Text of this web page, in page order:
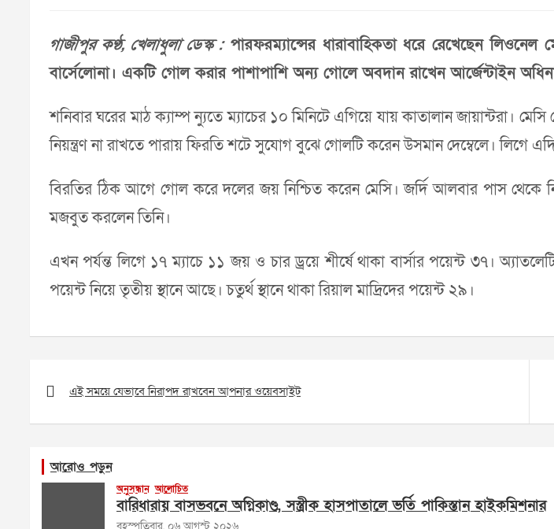
গাজীপুর কণ্ঠ, খেলাধুলা ডেস্ক :পারফরম্যান্সের ধারাবাহিকতা ধরে রেখেছেন
বার্সেলোনা। একটি গোল করার পাশাপাশি অন্য গোলে অবদান রাখেন আর্জেন্টাইন
শনিবার ঘরের মাঠ ক্যাম্প ন্যুতে ম্যাচের ১০ মিনিটে এগিয়ে যায় কাতালান জায়ান্টরা।
নিয়ন্ত্রণ না রাখতে পারায় ফিরতি শটে সুযোগ বুঝে গোলটি করেন উসমান দেম্বেলে।
বিরতির ঠিক আগে গোল করে দলের জয় নিশ্চিত করেন মেসি। জর্দি আলবার পাস থেকে
মজবুত করলেন তিনি।
এখন পর্যন্ত লিগে ১৭ ম্যাচে ১১ জয় ও চার ড্রয়ে শীর্ষে থাকা বার্সার পয়েন্ট ৩৭।
পয়েন্ট নিয়ে তৃতীয় স্থানে আছে। চতুর্থ স্থানে থাকা রিয়াল মাদ্রিদের পয়েন্ট ২৯।
navigation
এই সময়ে যেভাবে নিরাপদ রাখবেন আপনার ওয়েবসাইট
আরোও পড়ুন
অনুসন্ধান আলোচিত
বারিধারায় বাসভবনে অগ্নিকাণ্ড, সস্ত্রীক হাসপাতালে ভর্তি পাকিস্তান হাইকমিশনার